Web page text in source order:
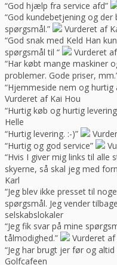
“God hjælp fra service afd”
“God kundebetjening og
spørgsmål.”
Vurderet af
“God snak med Keld Han
spørgsmål til “
Vurderet
“Har købt mange maskiner
problemer. Gode priser,
“Hjemmeside nem og
Vurderet af Kai Hou
“Hurtig køb og hurtig
Helle
“Hurtig levering. :-)”
“Hurtig og god service”
“Hvis I giver mig links til alle
skyerne, så skal jeg med
Karl
“Jeg blev ikke presset til
spørgsmål. Jeg vender
selskabslokaler
“Jeg fik svar på mine
tålmodighed.”
Vurderet
“Jeg har brugt jer før og altid
Golfcafeen